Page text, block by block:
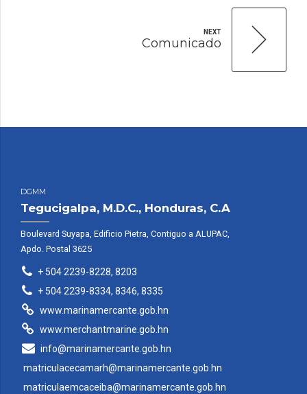
NEXT
Comunicado
DGMM
Tegucigalpa, M.D.C., Honduras, C.A
Boulevard Suyapa, Edificio Pietra, Contiguo a ALUPAC,
Apdo. Postal 3625
+ 504 2239-8228, 8203
+ 504 2239-8334, 8346, 8335
www.marinamercante.gob.hn
www.merchantmarine.gob.hn
info@marinamercante.gob.hn
matriculacecamarh@marinamercante.gob.hn
matriculaemcaceiba@marinamercante.gob.hn